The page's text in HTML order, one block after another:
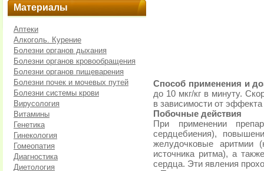
Материалы
Аптеки
Алкоголь. Курение
Болезни органов дыхания
Болезни органов кровообращения
Болезни органов пищеварения
Болезни почек и мочевых путей
Болезни системы крови
Вирусология
Витамины
Генетика
Гинекология
Гомеопатия
Диагностика
Диетология
Способ применения и
до 10 мкг/кг в минуту.
в зависимости от эффекта
Побочные действия
При применении
сердцебиения),
желудочковые аритмии
источника ритма), а
сердца. Эти явления